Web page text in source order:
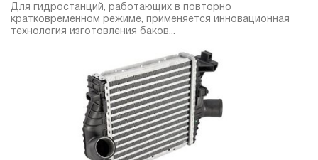
Для гидростанций, работающих в повторно
кратковременном режиме, применяется инновационная
технология изготовления баков...